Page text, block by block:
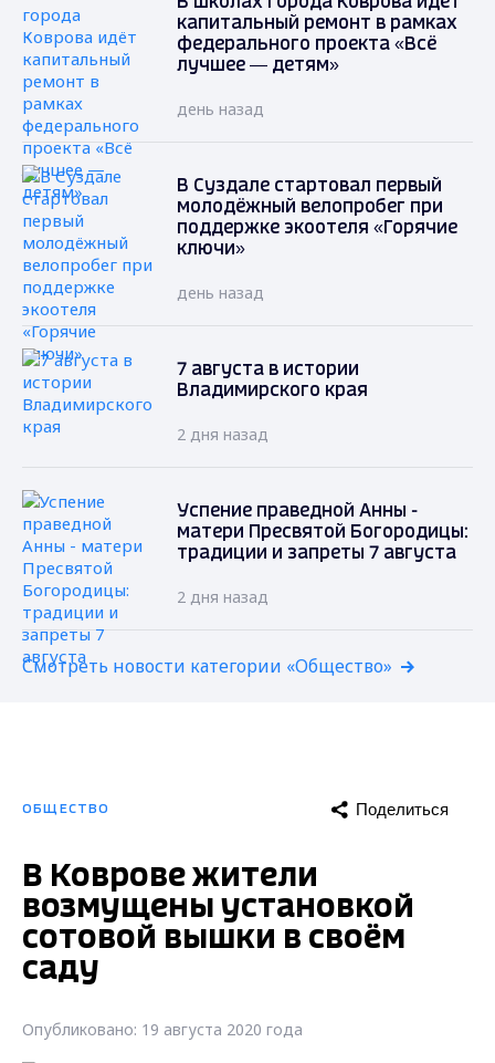
капитальный ремонт в рамках
федерального проекта «Всё
лучшее — детям»
день назад
В Суздале стартовал первый
молодёжный велопробег при
поддержке экоотеля «Горячие
ключи»
день назад
7 августа в истории
Владимирского края
2 дня назад
Успение праведной Анны -
матери Пресвятой Богородицы:
традиции и запреты 7 августа
2 дня назад
Смотреть новости категории «Общество»
ОБЩЕСТВО Поделиться
В Коврове жители
возмущены установкой
сотовой вышки в своём
саду
Опубликовано: 19 августа 2020 года